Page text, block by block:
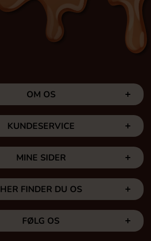
OM OS
KUNDESERVICE
MINE SIDER
HER FINDER DU OS
FØLG OS